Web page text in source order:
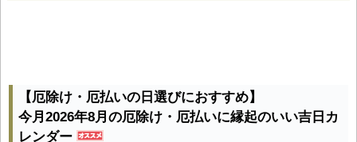
【厄除け・厄払いの日選びにおすすめ】
今月2026年8月の厄除け・厄払いに縁起のいい吉日カ
レンダー